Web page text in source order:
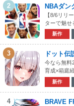
2 NBAダン
【8/6リリ
ターで魅せ
新作
3 ドット
今なら無料
育成×箱庭
新作
4 BRAVE